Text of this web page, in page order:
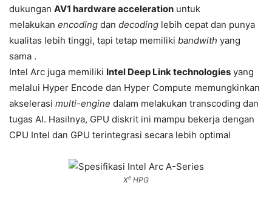
dukungan AV1 hardware acceleration untuk
melakukan encoding dan decoding lebih cepat dan punya
kualitas lebih tinggi, tapi tetap memiliki bandwith yang
sama .
Intel Arc juga memiliki Intel Deep Link technologies yang
melalui Hyper Encode dan Hyper Compute memungkinkan
akselerasi multi-engine dalam melakukan transcoding dan
tugas AI. Hasilnya, GPU diskrit ini mampu bekerja dengan
CPU Intel dan GPU terintegrasi secara lebih optimal
Xe HPG